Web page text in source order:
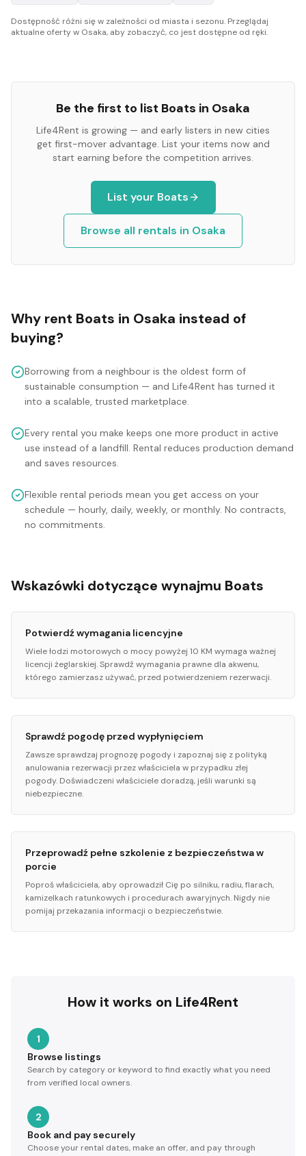
Dostępność różni się w zależności od miasta i sezonu. Przeglądaj
aktualne oferty w Osaka, aby zobaczyć, co jest dostępne od ręki.
Be the first to list Boats in Osaka
Life4Rent is growing — and early listers in new cities
get first-mover advantage. List your items now and
start earning before the competition arrives.
List your Boats
Browse all rentals in Osaka
Why rent Boats in Osaka instead of
buying?
Borrowing from a neighbour is the oldest form of
sustainable consumption — and Life4Rent has turned it
into a scalable, trusted marketplace.
Every rental you make keeps one more product in active
use instead of a landfill. Rental reduces production demand
and saves resources.
Flexible rental periods mean you get access on your
schedule — hourly, daily, weekly, or monthly. No contracts,
no commitments.
Wskazówki dotyczące wynajmu Boats
Potwierdź wymagania licencyjne
Wiele łodzi motorowych o mocy powyżej 10 KM wymaga ważnej
licencji żeglarskiej. Sprawdź wymagania prawne dla akwenu,
którego zamierzasz używać, przed potwierdzeniem rezerwacji.
Sprawdź pogodę przed wypłynięciem
Zawsze sprawdzaj prognozę pogody i zapoznaj się z polityką
anulowania rezerwacji przez właściciela w przypadku złej
pogody. Doświadczeni właściciele doradzą, jeśli warunki są
niebezpieczne.
Przeprowadź pełne szkolenie z bezpieczeństwa w
porcie
Poproś właściciela, aby oprowadził Cię po silniku, radiu, flarach,
kamizelkach ratunkowych i procedurach awaryjnych. Nigdy nie
pomijaj przekazania informacji o bezpieczeństwie.
How it works on Life4Rent
1
Browse listings
Search by category or keyword to find exactly what you need
from verified local owners.
2
Book and pay securely
Choose your rental dates, make an offer, and pay through